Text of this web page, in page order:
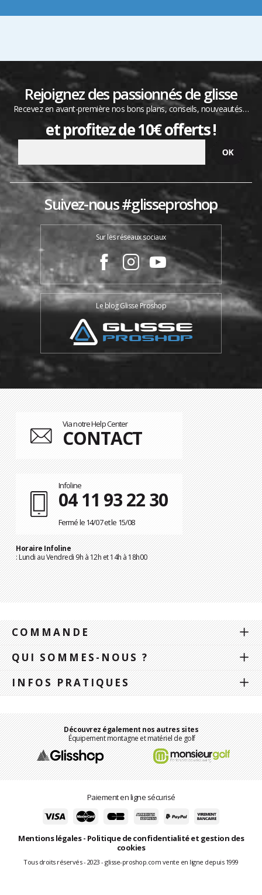
Rejoignez des passionnés de glisse
Recevez en avant-première nos bons plans, conseils, nouveautés…
et profitez de 10€ offerts !
Suivez-nous #glisseproshop
Sur les réseaux sociaux
Le blog Glisse Proshop
Via notre Help Center
CONTACT
Infoline
04 11 93 22 30
Fermé le 14/07 et le 15/08
Horaire Infoline
: Lundi au Vendredi 9h à 12h et 14h à 18h00
COMMANDE
QUI SOMMES-NOUS ?
INFOS PRATIQUES
Découvrez également nos autres sites
Équipement montagne et matériel de golf
Paiement en ligne sécurisé
Mentions légales- Politique de confidentialité et gestion des
cookies
Tous droits réservés - 2023 - glisse-proshop.com vente en ligne depuis 1999